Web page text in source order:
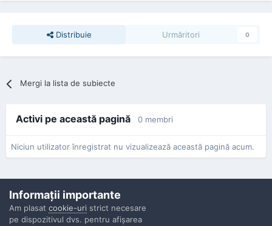
Distribuie Urmăritori 0
Mergi la lista de subiecte
Activi pe această pagină 0 membri
Niciun utilizator înregistrat nu vizualizează această pagină acum.
Confidenţialitate Contactaţi-ne
Informaţii importante
Am plasat cookie-uri strict necesare
pe dispozitivul dvs. pentru afişarea